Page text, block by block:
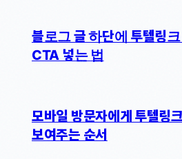
블로그 글 하단에 투텔링
CTA 넣는 법
모바일 방문자에게 투텔링
보여주는 순서